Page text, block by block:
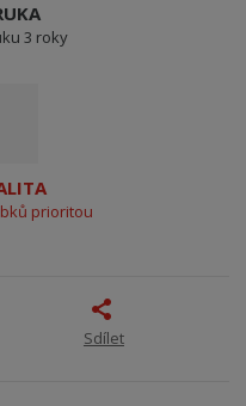
3 roky
prioritou
Sdílet